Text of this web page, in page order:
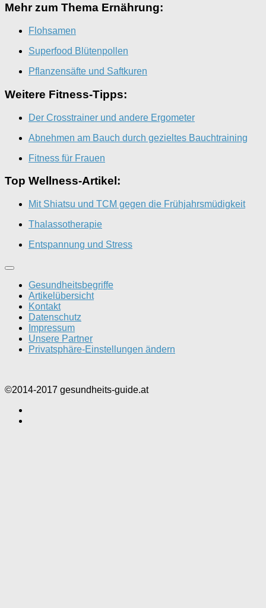
Mehr zum Thema Ernährung:
Flohsamen
Superfood Blütenpollen
Pflanzensäfte und Saftkuren
Weitere Fitness-Tipps:
Der Crosstrainer und andere Ergometer
Abnehmen am Bauch durch gezieltes Bauchtraining
Fitness für Frauen
Top Wellness-Artikel:
Mit Shiatsu und TCM gegen die Frühjahrsmüdigkeit
Thalassotherapie
Entspannung und Stress
Gesundheitsbegriffe
Artikelübersicht
Kontakt
Datenschutz
Impressum
Unsere Partner
Privatsphäre-Einstellungen ändern
©2014-2017 gesundheits-guide.at